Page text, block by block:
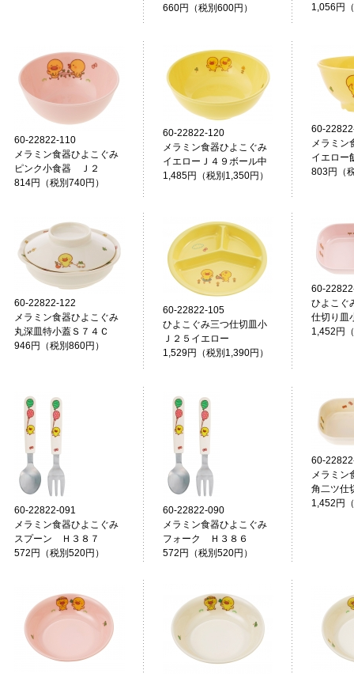
660円（税別600円）
1,056円
60-22822-110
メラミン食器ひよこぐみ
ピンク小食器 Ｊ２
814円（税別740円）
60-22822-120
メラミン食器ひよこぐみ
イエローＪ４９ボール中
1,485円（税別1,350円）
60-
メラミン
イエロー
803円（
60-22822-122
メラミン食器ひよこぐみ
丸深皿特小蓋Ｓ７４Ｃ
946円（税別860円）
60-22822-105
ひよこぐみ三つ仕切皿小
Ｊ２５イエロー
1,529円（税別1,390円）
60-
ひよこぐ
仕切り皿
1,452円
60-22822-091
メラミン食器ひよこぐみ
スプーン Ｈ３８７
572円（税別520円）
60-22822-090
メラミン食器ひよこぐみ
フォーク Ｈ３８６
572円（税別520円）
60-
メラミン
角二ツ仕
1,452円